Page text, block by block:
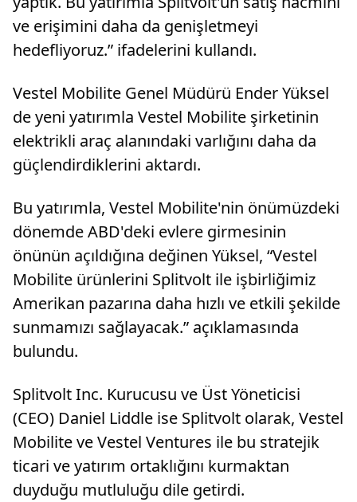
ve erişimini daha da genişletmeyi
hedefliyoruz.” ifadelerini kullandı.
Vestel Mobilite Genel Müdürü Ender Yüksel
de yeni yatırımla Vestel Mobilite şirketinin
elektrikli araç alanındaki varlığını daha da
güçlendirdiklerini aktardı.
Bu yatırımla, Vestel Mobilite'nin önümüzdeki
dönemde ABD'deki evlere girmesinin
önünün açıldığına değinen Yüksel, “Vestel
Mobilite ürünlerini Splitvolt ile işbirliğimiz
Amerikan pazarına daha hızlı ve etkili şekilde
sunmamızı sağlayacak.” açıklamasında
bulundu.
Splitvolt Inc. Kurucusu ve Üst Yöneticisi
(CEO) Daniel Liddle ise Splitvolt olarak, Vestel
Mobilite ve Vestel Ventures ile bu stratejik
ticari ve yatırım ortaklığını kurmaktan
duyduğu mutluluğu dile getirdi.